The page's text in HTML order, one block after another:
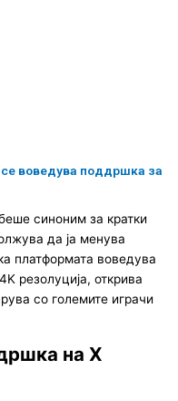
воведува поддршка за
синоним за кратки
да ја менува
платформата воведува
резолуција, открива
со големите играчи
на X